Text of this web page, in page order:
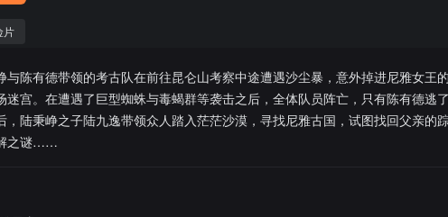
片
与陈有德带领的考古队在前往昆仑山考察中途遭遇沙尘暴，意外掉进尼雅女王
迷宫。在遭遇了巨型蜘蛛与毒蝎群等袭击之后，全体队员阵亡，只有陈有德逃
，陆秉峥之子陆九逸带领众人踏入茫茫沙漠，寻找尼雅古国，试图找回父亲的
之谜……